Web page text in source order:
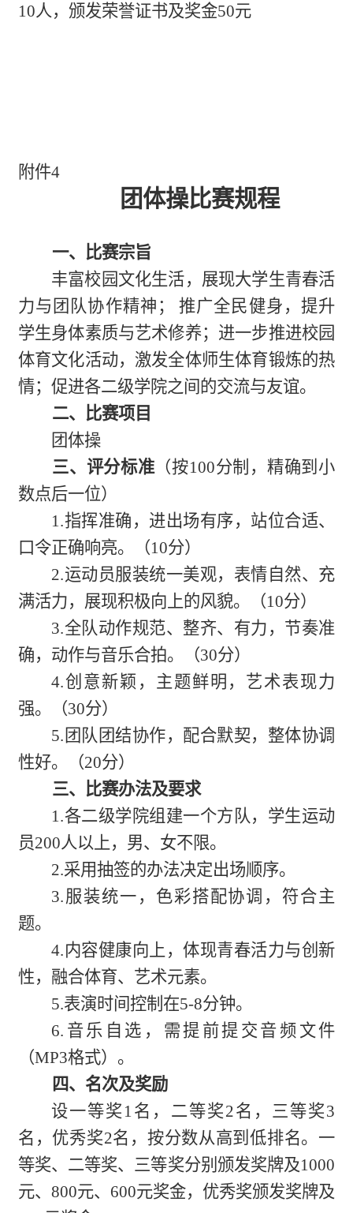
10人，颁发荣誉证书及奖金50元
附件4
团体操比赛规程
一、比赛宗旨
丰富校园文化生活，展现大学生青春活
力与团队协作精神； 推广全民健身，提升
学生身体素质与艺术修养；进一步推进校园
体育文化活动，激发全体师生体育锻炼的热
情；促进各二级学院之间的交流与友谊。
二、比赛项目
团体操
三、评分标准（按100分制，精确到小
数点后一位）
1.指挥准确，进出场有序，站位合适、
口令正确响亮。（10分）
2.运动员服装统一美观，表情自然、充
满活力，展现积极向上的风貌。（10分）
3.全队动作规范、整齐、有力，节奏准
确，动作与音乐合拍。（30分）
4.创意新颖，主题鲜明，艺术表现力
强。（30分）
5.团队团结协作，配合默契，整体协调
性好。（20分）
三、比赛办法及要求
1.各二级学院组建一个方队，学生运动
员200人以上，男、女不限。
2.采用抽签的办法决定出场顺序。
3.服装统一，色彩搭配协调，符合主
题。
4.内容健康向上，体现青春活力与创新
性，融合体育、艺术元素。
5.表演时间控制在5-8分钟。
6.音乐自选，需提前提交音频文件
（MP3格式）。
四、名次及奖励
设一等奖1名，二等奖2名，三等奖3
名，优秀奖2名，按分数从高到低排名。一
等奖、二等奖、三等奖分别颁发奖牌及1000
元、800元、600元奖金，优秀奖颁发奖牌及